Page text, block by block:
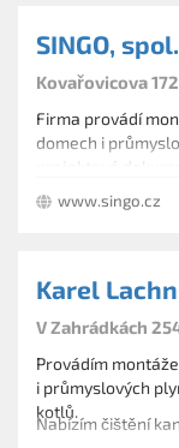
SINGO,
Kovařovicova
Firma provádí
domech i
montážemi
regulace a to
vybraných
www.singo.cz
Karel
V Zahrádkách
Provádím
i průmyslových
kotlů.
Nabízím čištění